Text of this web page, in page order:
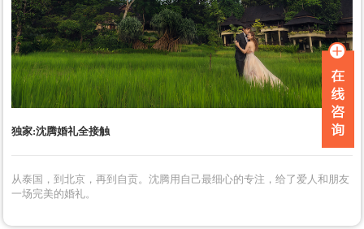
独家:沈腾婚礼全接触
从泰国，到北京，再到自贡。沈腾用自己最细心的专注，给了爱人和朋友
一场完美的婚礼。